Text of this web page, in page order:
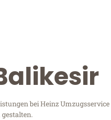
bei Heinz Umzugsservice